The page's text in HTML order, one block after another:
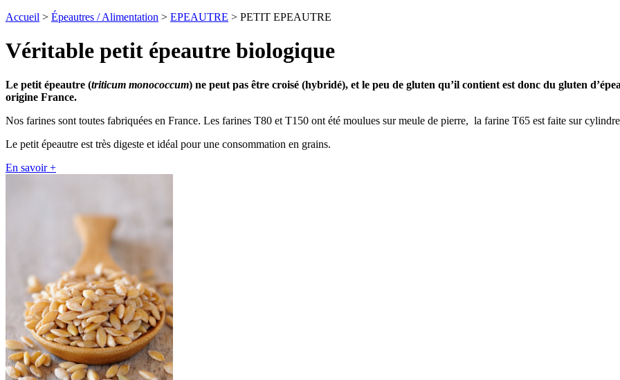
Accueil > Épeautres / Alimentation > EPEAUTRE > PETIT EPEAUTRE
Véritable petit épeautre biologique
Le petit épeautre (triticum monococcum) ne peut pas être croisé (hybridé), et le peu de gluten qu’il contient est donc du gluten
origine France.
Nos farines sont toutes fabriquées en France. Les farines T80 et T150 ont été moulues sur meule de pierre, la farine T65 est faite sur
Le petit épeautre est très digeste et idéal pour une consommation en grains.
En savoir +